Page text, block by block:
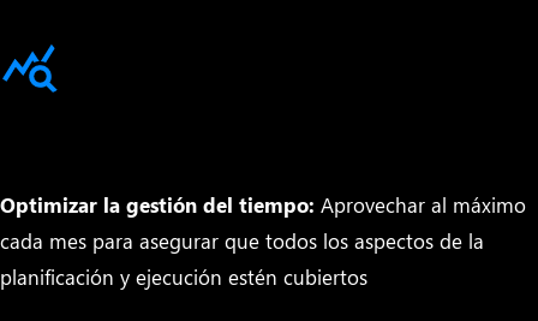
Optimizar la gestión del tiempo: Aprovechar al máximo
cada mes para asegurar que todos los aspectos de la
planificación y ejecución estén cubiertos